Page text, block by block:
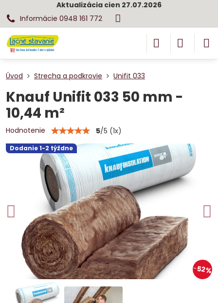
Aktualizácia cien 27.07.2026
Informácie 0948 161 772
Dodanie 1-2 týždne
52%
Úvod Strecha a podkrovie Unifit 033
Knauf Unifit 033 50 mm -
10,44 m²
Hodnotenie 5/5 (1x)